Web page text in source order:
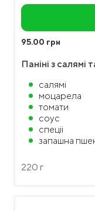
95.00 грн
Паніні з
салямі
моцарела
томати
соус
спеціі
запашна
220 г